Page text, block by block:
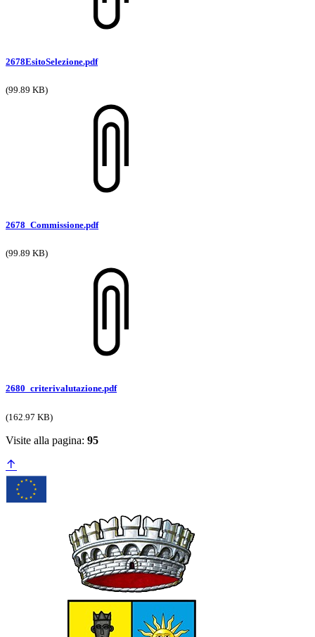
2678EsitoSelezione.pdf
(99.89 KB)
2678_Commissione.pdf
(99.89 KB)
2680_criterivalutazione.pdf
(162.97 KB)
Visite alla pagina: 95